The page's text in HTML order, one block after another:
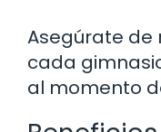
Asegúrate de
cada
al momento